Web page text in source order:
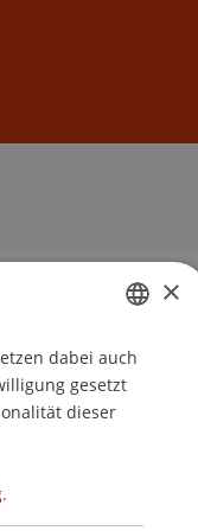
GERMAN
ENGLISH
×
dabei auch
gesetzt
dieser